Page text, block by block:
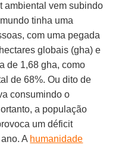
ambiental vem subindo
tinha uma
com uma pegada
globais (gha) e
de 1,68 gha, como
de 68%. Ou dito de
consumindo o
a população
um déficit
A humanidade